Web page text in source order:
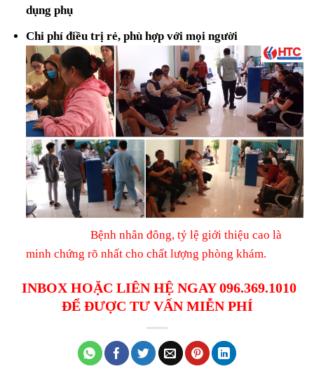
dụng phụ
Chi phí điều trị rẻ, phù hợp với mọi người
Bệnh nhân đông, tỷ lệ giới thiệu cao là
minh chứng rõ nhất cho chất lượng phòng khám.
INBOX HOẶC LIÊN HỆ NGAY 096.369.1010
ĐỂ ĐƯỢC TƯ VẤN MIỄN PHÍ